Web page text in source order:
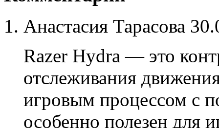
Анастасия Тарасова
Razer Hydra — это
отслеживания
игровым процессом с
особенно полезен для